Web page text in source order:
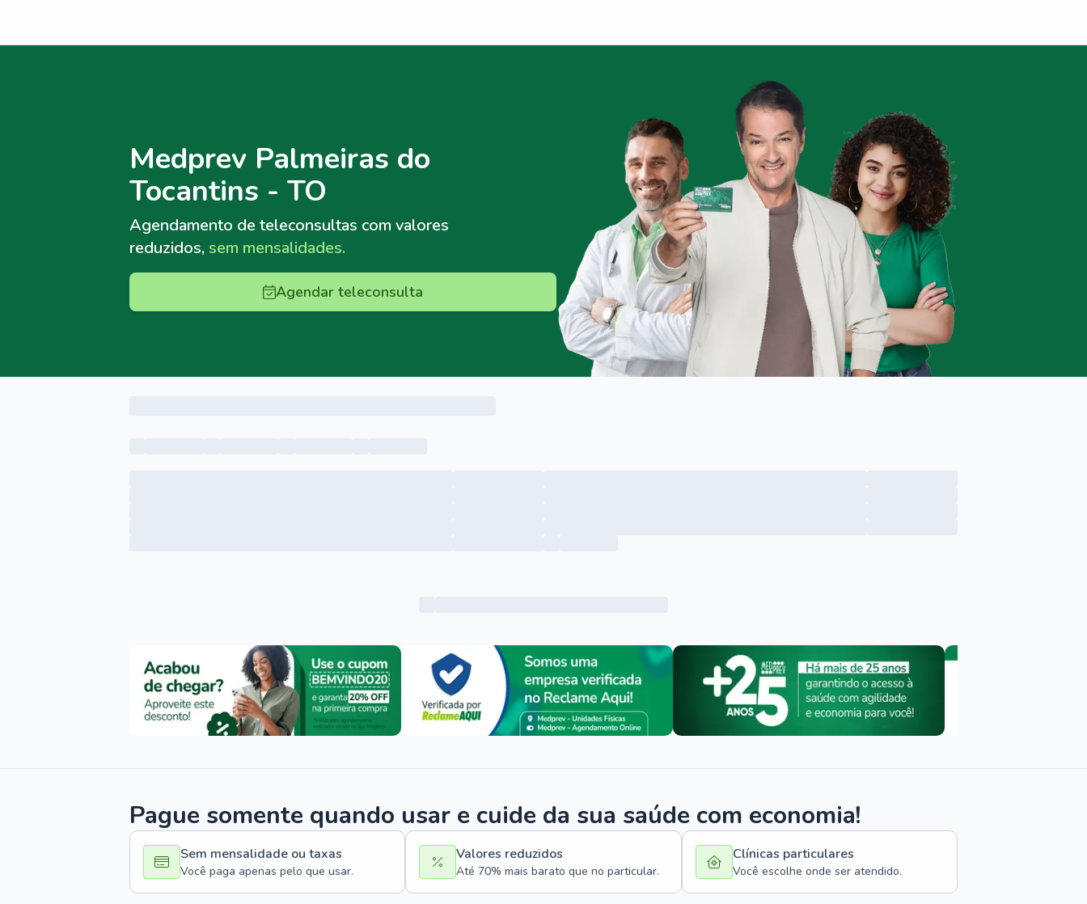
Medprev Palmeiras do
Tocantins - TO
Agendamento de teleconsultas com valores
reduzidos, sem mensalidades.
Agendar teleconsulta
Menu lateral
Pague somente quando usar e cuide da sua saúde com economia!
Sem mensalidade ou taxas
Você paga apenas pelo que usar.
Valores reduzidos
Até 70% mais barato que no particular.
Clínicas particulares
Você escolhe onde ser atendido.